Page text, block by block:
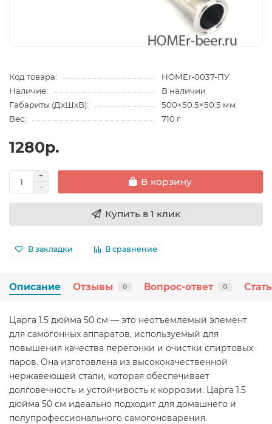
Код товара:
HOMEr-0037-ПУ
Наличие:
В наличии
Габариты (ДхШхВ):
500×50.5×50.5 мм
Вес:
710 г
1280р.
В корзину
Купить в 1 клик
В закладки В сравнение
Описание Отзывы 0 Вопрос-ответ 0
Царга 1.5 дюйма 50 см — это неотъемлемый элемент
для самогонных аппаратов, используемый для
повышения качества перегонки и очистки спиртовых
паров. Она изготовлена из высококачественной
нержавеющей стали, которая обеспечивает
долговечность и устойчивость к коррозии. Царга 1.5
дюйма 50 см идеально подходит для домашнего и
полупрофессионального самогоноварения.